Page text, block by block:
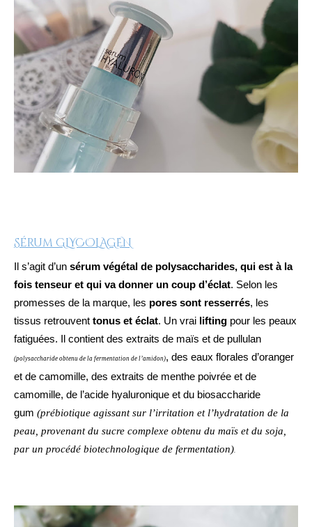
Sérum GLYCOLAGEN
Il s’agit d’un sérum végétal de polysaccharides, qui est à la
fois tenseur et qui va donner un coup d’éclat. Selon les
promesses de la marque, les pores sont resserrés, les
tissus retrouvent tonus et éclat. Un vrai lifting pour les peaux
fatiguées. Il contient des extraits de maïs et de pullulan
(polysaccharide obtenu de la fermentation de l’amidon), des eaux florales d’oranger
et de camomille, des extraits de menthe poivrée et de
camomille, de l’acide hyaluronique et du biosaccharide
gum (prébiotique agissant sur l’irritation et l’hydratation de la
peau, provenant du sucre complexe obtenu du maïs et du soja,
par un procédé biotechnologique de fermentation).